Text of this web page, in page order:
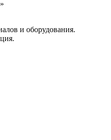
и оборудования.